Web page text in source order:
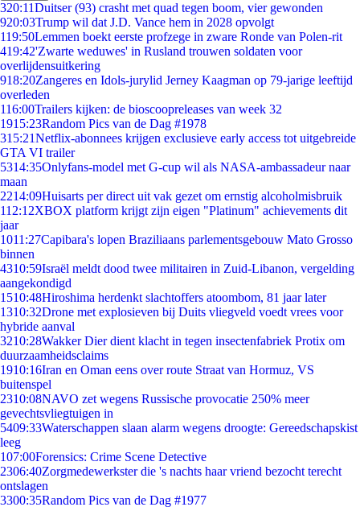
320:11Duitser (93) crasht met quad tegen boom, vier gewonden
920:03Trump wil dat J.D. Vance hem in 2028 opvolgt
119:50Lemmen boekt eerste profzege in zware Ronde van Polen-rit
419:42'Zwarte weduwes' in Rusland trouwen soldaten voor
overlijdensuitkering
918:20Zangeres en Idols-jurylid Jerney Kaagman op 79-jarige leeftijd
overleden
116:00Trailers kijken: de bioscoopreleases van week 32
1915:23Random Pics van de Dag #1978
315:21Netflix-abonnees krijgen exclusieve early access tot uitgebreide
GTA VI trailer
5314:35Onlyfans-model met G-cup wil als NASA-ambassadeur naar
maan
2214:09Huisarts per direct uit vak gezet om ernstig alcoholmisbruik
112:12XBOX platform krijgt zijn eigen "Platinum" achievements dit
jaar
1011:27Capibara's lopen Braziliaans parlementsgebouw Mato Grosso
binnen
4310:59Israël meldt dood twee militairen in Zuid-Libanon, vergelding
aangekondigd
1510:48Hiroshima herdenkt slachtoffers atoombom, 81 jaar later
1310:32Drone met explosieven bij Duits vliegveld voedt vrees voor
hybride aanval
3210:28Wakker Dier dient klacht in tegen insectenfabriek Protix om
duurzaamheidsclaims
1910:16Iran en Oman eens over route Straat van Hormuz, VS
buitenspel
2310:08NAVO zet wegens Russische provocatie 250% meer
gevechtsvliegtuigen in
5409:33Waterschappen slaan alarm wegens droogte: Gereedschapskist
leeg
107:00Forensics: Crime Scene Detective
2306:40Zorgmedewerkster die 's nachts haar vriend bezocht terecht
ontslagen
3300:35Random Pics van de Dag #1977